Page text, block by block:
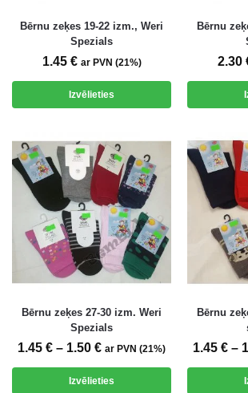
Bērnu zeķes 19-22 izm., Weri
Spezials
1.45 € ar PVN (21%)
Izvēlieties
Bērnu
2.30
Bērnu zeķes 27-30 izm. Weri
Spezials
1.45 € – 1.50 € ar PVN (21%)
Izvēlieties
Bērnu
1.45 € –